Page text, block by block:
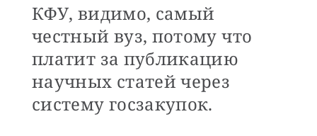
КФУ, видимо, самый
честный вуз, потому что
платит за публикацию
научных статей через
систему госзакупок.